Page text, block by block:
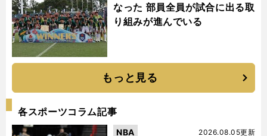
なった 部員全員が試合に出る取
り組みが進んでいる
もっと見る
各スポーツコラム記事
2026.08.05更新
NBA